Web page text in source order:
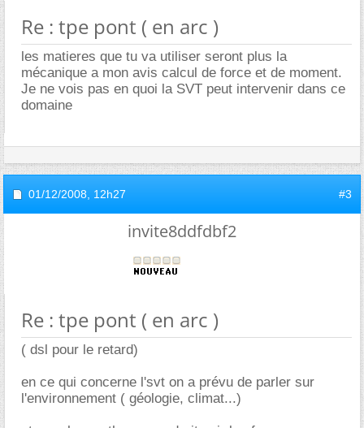
Re : tpe pont ( en arc )
les matieres que tu va utiliser seront plus la
mécanique a mon avis calcul de force et de moment.
Je ne vois pas en quoi la SVT peut intervenir dans ce
domaine
01/12/2008, 12h27 #3
invite8ddfdbf2
Re : tpe pont ( en arc )
( dsl pour le retard)
en ce qui concerne l'svt on a prévu de parler sur
l'environnement ( géologie, climat...)